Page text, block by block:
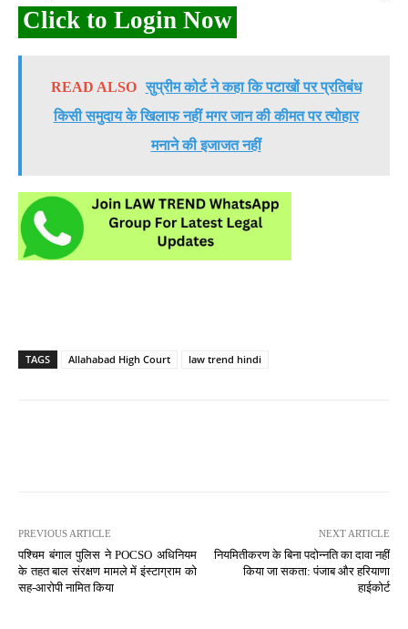
Click to Login Now
READ ALSO सुप्रीम कोर्ट ने कहा कि पटाखों पर प्रतिबंध
किसी समुदाय के खिलाफ नहीं मगर जान की कीमत पर त्योहार
मनाने की इजाजत नहीं
TAGS Allahabad High Court law trend hindi
PREVIOUS ARTICLE
पश्चिम बंगाल पुलिस ने POCSO अधिनियम
के तहत बाल संरक्षण मामले में इंस्टाग्राम को
सह-आरोपी नामित किया
NEXT ARTICLE
नियमितीकरण के बिना पदोन्नति का दावा नहीं
किया जा सकता: पंजाब और हरियाणा
हाईकोर्ट